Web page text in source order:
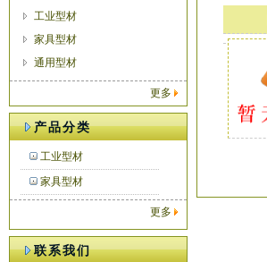
工业型材
家具型材
通用型材
更多
产品分类
工业型材
家具型材
更多
联系我们